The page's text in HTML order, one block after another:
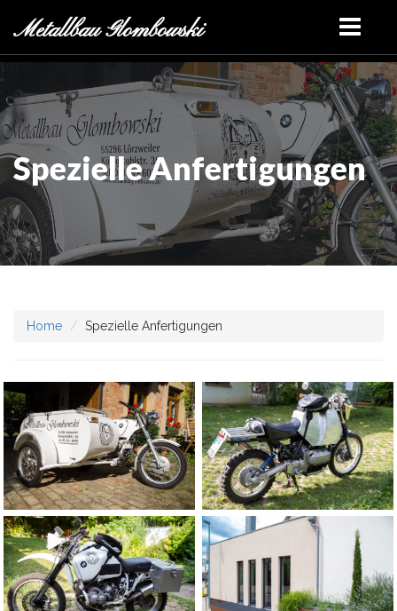
Metallbau Glombowski
Spezielle Anfertigungen
Home Spezielle Anfertigungen
Motorradteile aus
Aluminium
Hochbeeteinfassung
Wandverkleidung und
Lichtschachtabdeckung aus
Stahlblech und Gitterrost
Beeteinfassung auf
einer Gartenmauer
gefertigt aus Stahlblech
feuerverzinkt und
Wasserbecken